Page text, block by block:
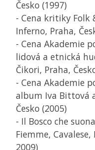
Česko (1997)
- Cena kritiky Folk
Inferno, Praha,
- Cena Akademie
lidová a etnická
Čikori, Praha,
- Cena Akademie
album Iva Bittová
Česko (2005)
- Il Bosco che
Fiemme,
2009)